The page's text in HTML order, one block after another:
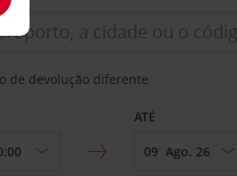
de devolução diferente
ATÉ